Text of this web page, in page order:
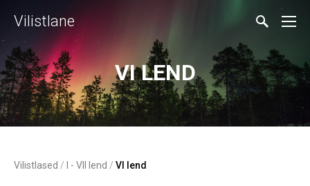
Vilistlane
VI LEND
Vilistlased / I - VII lend / VI lend